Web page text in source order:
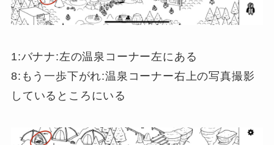
1:バナナ:左の温泉コーナー左にある
8:もう一歩下がれ:温泉コーナー右上の写真撮影
しているところにいる